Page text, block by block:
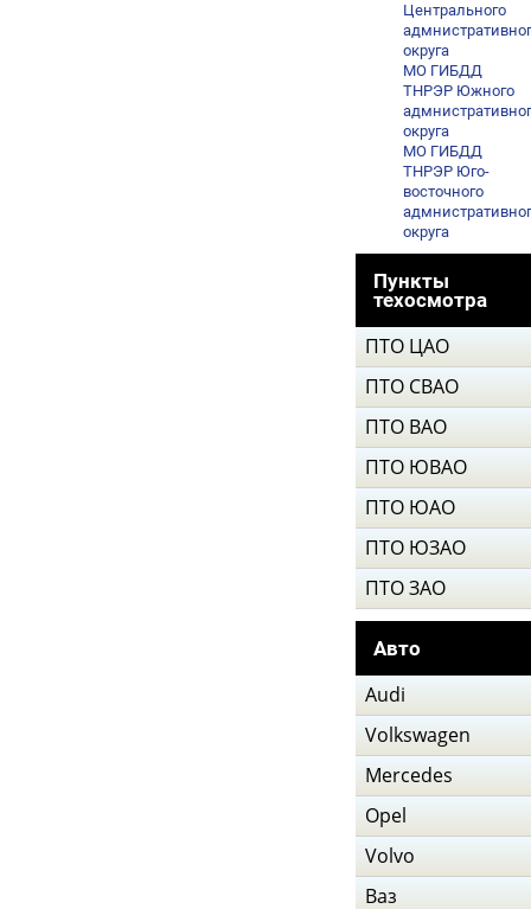
Центрального
округа
МО ГИБДД
ТНРЭР Южного
округа
МО ГИБДД
ТНРЭР Юго-
восточного
округа
Пункты
техосмотра
ПТО ЦАО
ПТО СВАО
ПТО ВАО
ПТО ЮВАО
ПТО ЮАО
ПТО ЮЗАО
ПТО ЗАО
Авто
Audi
Volkswagen
Mercedes
Opel
Volvo
Ваз